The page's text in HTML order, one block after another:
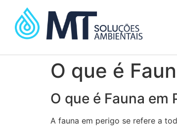
O que é
O que é Fauna em
A fauna em perigo se refere a